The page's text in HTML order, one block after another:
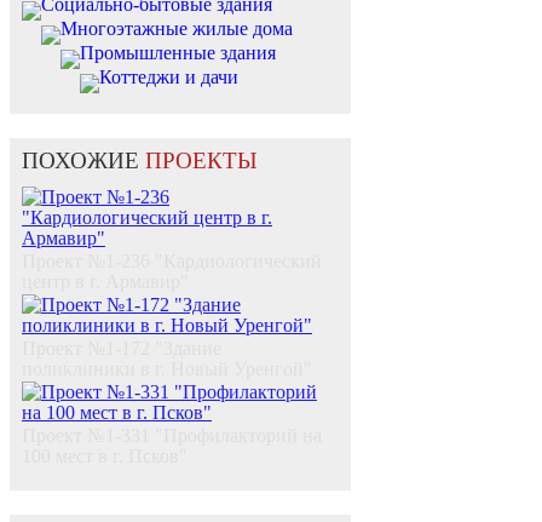
Социально-бытовые здания
Многоэтажные жилые дома
Промышленные здания
Коттеджи и дачи
ПОХОЖИЕ ПРОЕКТЫ